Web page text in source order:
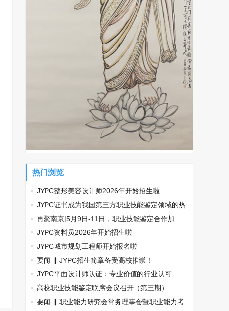
热门浏览
JYPC整形美容设计师2026年开始招生啦
​JYPC证书成为我国第三方职业技能鉴定领域的热
门话题
再聚南京|5月9日-11日，职业技能鉴定合作加
盟，南京国际展览中心见！
JYPC资料员2026年开始招生啦
JYPC城市规划工程师开始报名啦
要闻 ▎JYPC招生简章备受高校推崇！
JYPC平面设计师认证：专业价值的行业认可
高校职业技能鉴定联席会议召开（第三期）
要闻 ▎职业能力研究会常务理事会暨职业能力考